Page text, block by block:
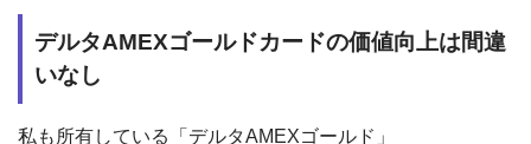
デルタAMEXゴールドカードの価値向上は間違
いなし
私も所有している「デルタAMEXゴールド」